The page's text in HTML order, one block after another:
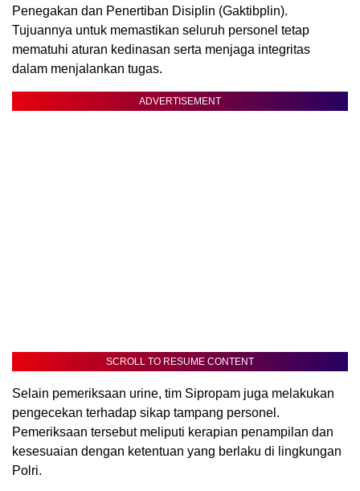
Penegakan dan Penertiban Disiplin (Gaktibplin).
Tujuannya untuk memastikan seluruh personel tetap
mematuhi aturan kedinasan serta menjaga integritas
dalam menjalankan tugas.
ADVERTISEMENT
SCROLL TO RESUME CONTENT
Selain pemeriksaan urine, tim Sipropam juga melakukan
pengecekan terhadap sikap tampang personel.
Pemeriksaan tersebut meliputi kerapian penampilan dan
kesesuaian dengan ketentuan yang berlaku di lingkungan
Polri.